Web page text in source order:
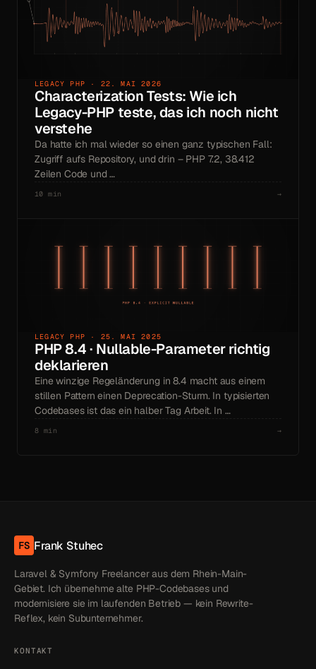
LEGACY PHP · 22. MAI 2026
Characterization Tests: Wie ich
Legacy-PHP teste, das ich noch nicht
verstehe
Da hatte ich mal wieder so einen ganz typischen Fall:
Zugriff aufs Repository, und drin – PHP 7.2, 38.412
Zeilen Code und …
10 min →
LEGACY PHP · 25. MAI 2025
PHP 8.4 · Nullable-Parameter richtig
deklarieren
Eine winzige Regeländerung in 8.4 macht aus einem
stillen Pattern einen Deprecation-Sturm. In typisierten
Codebases ist das ein halber Tag Arbeit. In …
8 min →
FS Frank Stuhec
Laravel & Symfony Freelancer aus dem Rhein-Main-
Gebiet. Ich übernehme alte PHP-Codebases und
modernisiere sie im laufenden Betrieb — kein Rewrite-
Reflex, kein Subunternehmer.
KONTAKT